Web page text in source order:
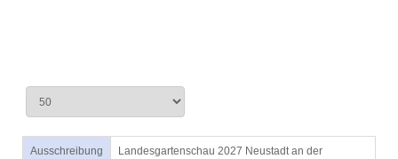
Ausschreibung
Landesgartenschau 2027 Neustadt an der